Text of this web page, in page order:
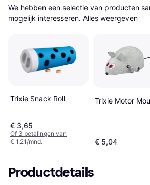
We hebben een selectie van producten
mogelijk interesseren. Alles weergeven
Trixie Snack Roll
€ 3,65
Of 3 betalingen van
€ 1,21/mnd.
Trixie Motor
€ 5,04
Productdetails